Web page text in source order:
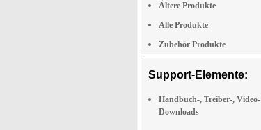
Ältere Produkte
Alle Produkte
Zubehör Produkte
Support-Elemente:
Handbuch-, Treiber-, Video-
Downloads